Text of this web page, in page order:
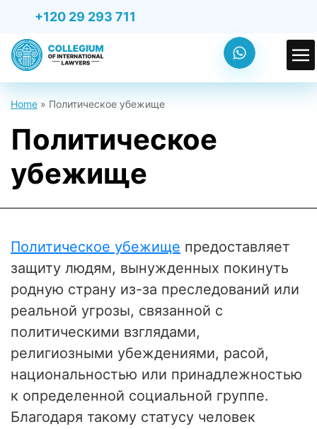
+120 29 293 711
Home » Политическое убежище
Политическое
убежище
Политическое убежище предоставляет
защиту людям, вынужденных покинуть
родную страну из-за преследований или
реальной угрозы, связанной с
политическими взглядами,
религиозными убеждениями, расой,
национальностью или принадлежностью
к определенной социальной группе.
Благодаря такому статусу человек